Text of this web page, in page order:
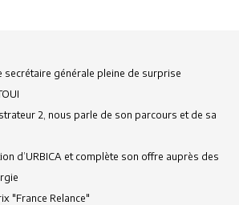
secrétaire générale pleine de surprise
2, nous parle de son parcours et de sa
d’URBICA et complète son offre auprès des
"France Relance"